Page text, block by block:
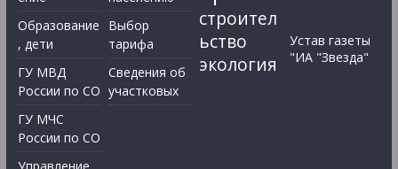
Образование
, дети
ГУ МВД
России по СО
ГУ МЧС
России по СО
Выбор
тарифа
Сведения об
участковых
строител
ьство
экология
Устав газеты
"ИА "Звезда"